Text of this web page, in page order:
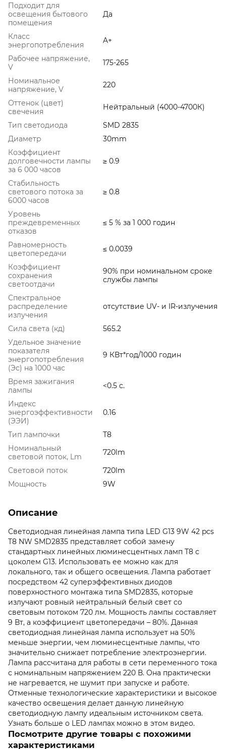
Подходит для
освещения бытового
помещения
Да
Класс
энергопотребления
A+
Рабочее напряжение,
V
175-265
Номинальное
напряжение, V
220
Оттенок (цвет)
свечения
Нейтральный (4000-4700К)
Тип светодиода
SMD 2835
Диаметр
30mm
Коэффициент
долговечности лампы
за 6 000 часов
≥ 0.9
Стабильность
светового потока за
6000 часов
≥ 0.8
Уровень
преждевременных
отказов
≤ 5 % за 1 000 годин
Равномерность
цветопередачи
≤ 0.0039
Коэффициент
сохранения
светоотдачи
90% при номинальном сроке
службы лампы
Спектральное
распределение
излучения
отсутствие UV- и IR-излучения
Сила света (кд)
565.2
Удельное значение
показателя
энергопотребления
(Эс) на 1000 час
9 КВт*год/1000 годин
Время зажигания
лампы
<0.5 с.
Индекс
энергоэффективности
(ЭЭИ)
0.16
Тип лампочки
Т8
Номинальный
световой поток, Lm
720lm
Световой поток
720lm
Мощность
9W
Описание
Светодиодная линейная лампа типа LED G13 9W 42 pcs
T8 NW SMD2835 представляет собой замену
стандартных линейных люминесцентных ламп Т8 с
цоколем G13. Использовать ее можно как для
локального, так и общего освещения. Лампа работает
посредством 42 суперэффективных диодов
поверхностного монтажа типа SMD2835, которые
излучают ровный нейтральный белый свет со
световым потоком 720 лм. Мощность лампы составляет
9 Вт, а коэффициент цветопередачи – 80%. Данная
светодиодная линейная лампа использует на 50%
меньше энергии, чем люминесцентные лампы, что
значительно снижает потребление электроэнергии.
Лампа рассчитана для работы в сети переменного тока
с номинальным напряжением 220 В. Она практически
не нагревается, не шумит при запуске и работе.
Отменные технологические характеристики и высокое
качество освещения делает данную линейную
светодиодную лампу идеальным источником света.
Узнать больше о LED лампах можно в этом видео.
Посмотрите другие товары с похожими
характеристиками